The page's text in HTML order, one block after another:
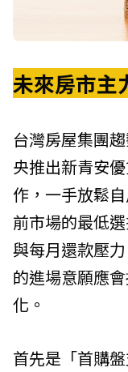
未來房市主
台灣房屋集團
央推出新青安
作，一手放鬆
前市場的最低
與每月還款壓
的進場意願應
化。
首先是「首購